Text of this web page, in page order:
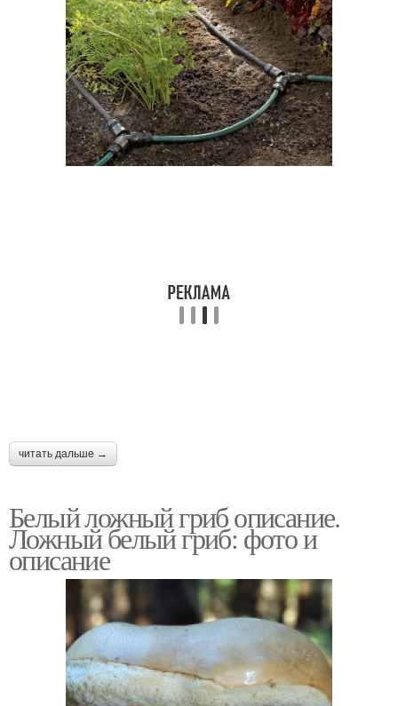
читать дальше →
Белый ложный гриб описание.
Ложный белый гриб: фото и
описание